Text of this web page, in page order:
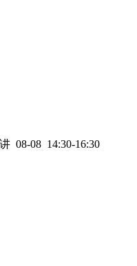
08-08 14:30-16:30